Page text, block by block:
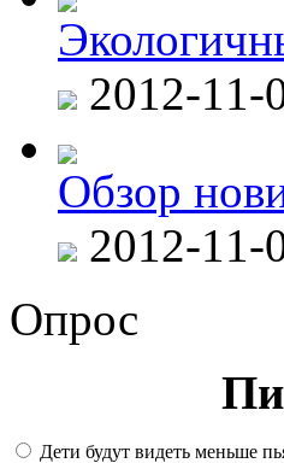
2012-11-
Обзор
2012-11-
Опрос
Дети будут видеть меньше